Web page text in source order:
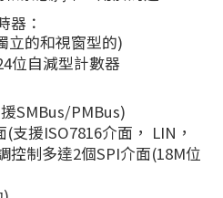
器：
立的和視窗型的)
位自減型計數器
SMBus/PMBus)
支援ISO7816介面， LIN，
控制多達2個SPI介面(18M位